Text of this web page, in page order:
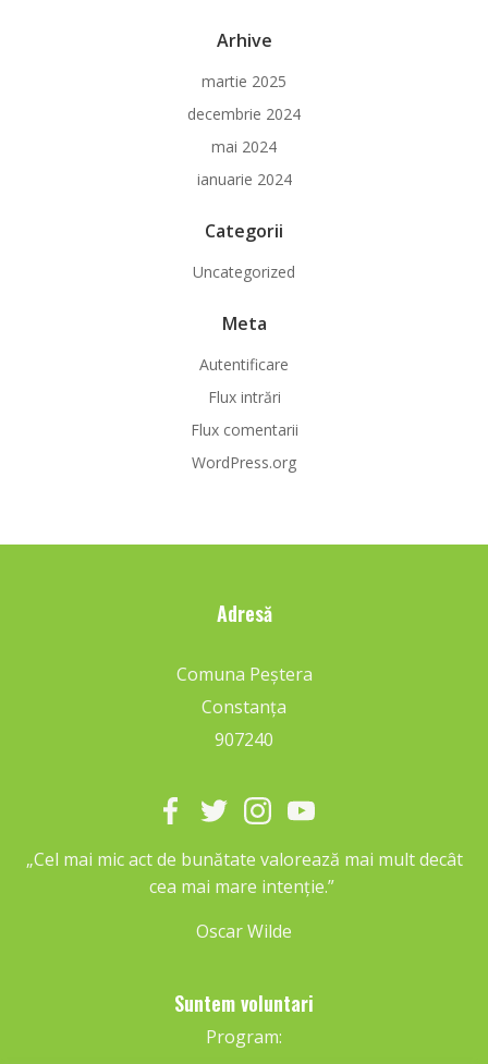
Arhive
martie 2025
decembrie 2024
mai 2024
ianuarie 2024
Categorii
Uncategorized
Meta
Autentificare
Flux intrări
Flux comentarii
WordPress.org
Adresă
Comuna Peștera
Constanța
907240
„Cel mai mic act de bunătate valorează mai mult decât
cea mai mare intenție.”
Oscar Wilde
Suntem voluntari
Program: